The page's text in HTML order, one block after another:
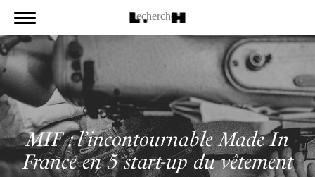
MIF : l’incontournable Made In
France en 5 start-up du vêtement